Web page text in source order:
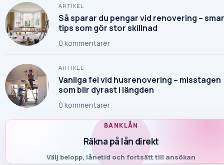
BANKLÅN
Räkna på lån direkt
Välj belopp, lånetid och fortsätt till ansökan
ARTIKEL
Så sparar du pengar vid renovering –
tips som gör stor skillnad
0 kommentarer
ARTIKEL
Vanliga fel vid husrenovering – misstagen
som blir dyrast i längden
0 kommentarer